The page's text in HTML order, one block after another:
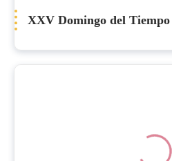
XXV Domingo del